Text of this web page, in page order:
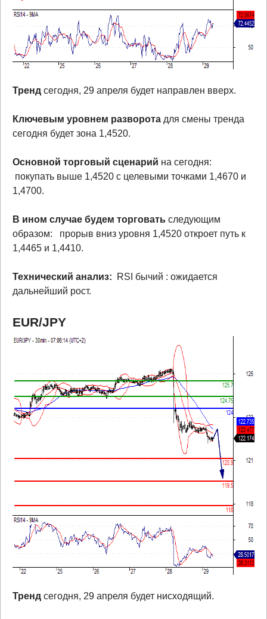
Тренд сегодня, 29 апреля будет направлен вверх.
Ключевым уровнем разворота для смены тренда
сегодня будет зона 1,4520.
Основной торговый сценарий на сегодня:
покупать выше 1,4520 с целевыми точками 1,4670 и
1,4700.
В ином случае будем торговать следующим
образом: прорыв вниз уровня 1,4520 откроет путь к
1,4465 и 1,4410.
Технический анализ: RSI бычий : ожидается
дальнейший рост.
EUR/JPY
Тренд сегодня, 29 апреля будет нисходящий.